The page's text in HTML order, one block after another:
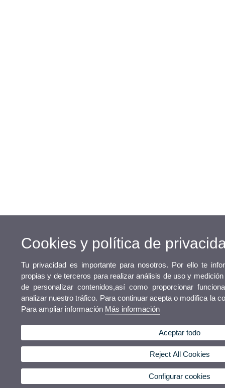
Cookies y política de
Tu privacidad es importante para nosotros. Por ello te
propias y de terceros para realizar análisis de uso y
de personalizar contenidos,así como proporcionar
analizar nuestro tráfico. Para continuar acepta o modifica la
Para ampliar información Más información
Aceptar todo
Reject All Cookies
Configurar cookies